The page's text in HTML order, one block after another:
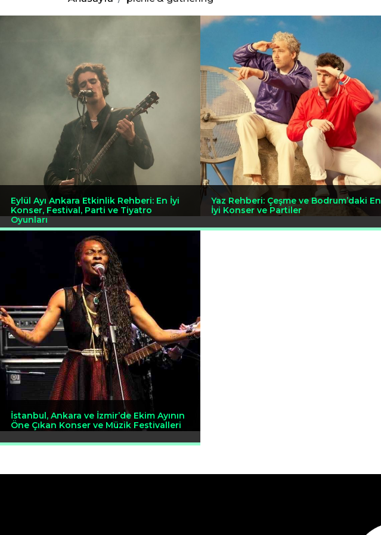
Eylül Ayı Ankara Etkinlik Rehberi: En İyi
Konser, Festival, Parti ve Tiyatro
Oyunları
Yaz Rehberi: Çeşme ve Bodrum’daki En
İyi Konser ve Partiler
İstanbul, Ankara ve İzmir’de Ekim Ayının
Öne Çıkan Konser ve Müzik Festivalleri